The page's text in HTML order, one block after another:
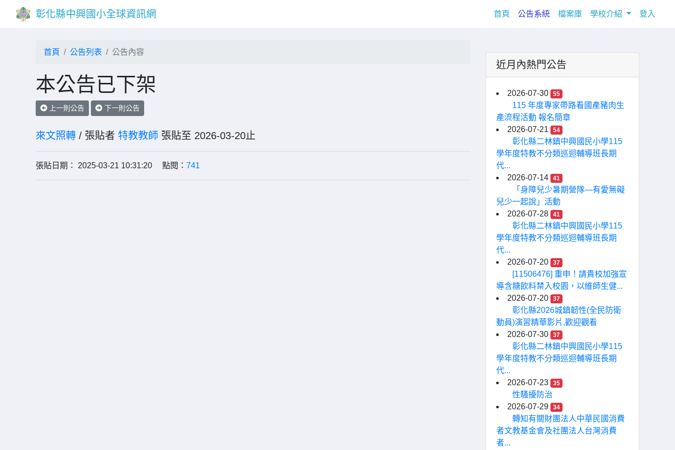
彰化縣中興國小全球資訊網 首頁 (current)
公告系統 檔案庫 學校介紹 登入
首頁 公告列表 公告內容
本公告已下架
上一則公告 下一則公告
來文照轉 / 張貼者 特教教師 張貼至 2026-03-20止
張貼日期： 2025-03-21 10:31:20 點閱： 741
近月內熱門公告
2026-07-30 55
115 年度專家帶路看國產豬肉生
產流程活動 報名簡章
2026-07-21
54
彰化縣二林鎮中興國民小學115
學年度特教不分類巡迴輔導班長期
代...
2026-07-14
41
「身障兒少暑期營隊—有愛無礙
兒少一起說」活動
2026-07-28
41
彰化縣二林鎮中興國民小學115
學年度特教不分類巡迴輔導班長期
代...
2026-07-20
37
[11506476] 重申！請貴校加強宣
導含糖飲料禁入校園，以維師生健...
2026-07-20
37
彰化縣2026城鎮韌性(全民防衛
動員)演習精華影片,歡迎觀看
2026-07-30
37
彰化縣二林鎮中興國民小學115
學年度特教不分類巡迴輔導班長期
代...
2026-07-23
35
性騷擾防治
2026-07-29
34
轉知有關財團法人中華民國消費
者文教基金會及社團法人台灣消費
者...